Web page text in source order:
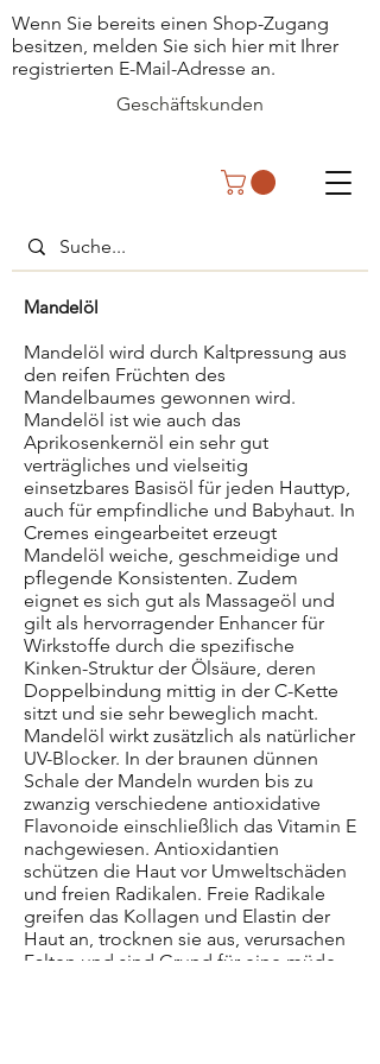
Geschäftskunden
Wenn Sie bereits einen Shop-Zugang
besitzen, melden Sie sich hier mit Ihrer
registrierten E-Mail-Adresse an.
Mandelöl
Mandelöl wird durch Kaltpressung aus
den reifen Früchten des
Mandelbaumes gewonnen wird.
Mandelöl ist wie auch das
Aprikosenkernöl ein sehr gut
verträgliches und vielseitig
einsetzbares Basisöl für jeden Hauttyp,
auch für empfindliche und Babyhaut. In
Cremes eingearbeitet erzeugt
Mandelöl weiche, geschmeidige und
pflegende Konsistenten. Zudem
eignet es sich gut als Massageöl und
gilt als hervorragender Enhancer für
Wirkstoffe durch die spezifische
Kinken-Struktur der Ölsäure, deren
Doppelbindung mittig in der C-Kette
sitzt und sie sehr beweglich macht.
Mandelöl wirkt zusätzlich als natürlicher
UV-Blocker. In der braunen dünnen
Schale der Mandeln wurden bis zu
zwanzig verschiedene antioxidative
Flavonoide einschließlich das Vitamin E
nachgewiesen. Antioxidantien
schützen die Haut vor Umweltschäden
und freien Radikalen. Freie Radikale
greifen das Kollagen und Elastin der
Haut an, trocknen sie aus, verursachen
Falten und sind Grund für eine müde